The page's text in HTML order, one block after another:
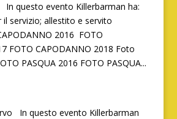
In questo evento Killerbarman ha:
servizio; allestito e servito
2016 FOTO
FOTO CAPODANNO 2018 Foto
PASQUA 2016 FOTO PASQUA...
In questo evento Killerbarman